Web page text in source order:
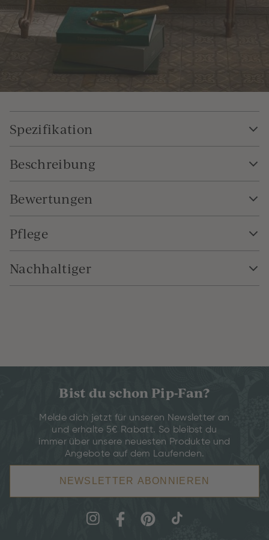
Spezifikation
Beschreibung
Bewertungen
Pflege
Nachhaltiger
Bist du schon Pip-Fan?
Melde dich jetzt für unseren Newsletter an
und erhalte 5€ Rabatt. So bleibst du
immer über unsere neuesten Produkte und
Angebote auf dem Laufenden.
NEWSLETTER ABONNIEREN